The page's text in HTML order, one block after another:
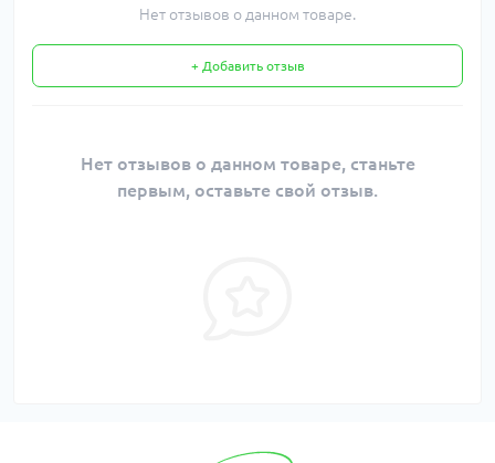
Нет отзывов о данном товаре.
+ Добавить отзыв
Нет отзывов о данном товаре, станьте
первым, оставьте свой отзыв.